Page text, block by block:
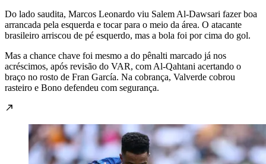
Do lado saudita, Marcos Leonardo viu Salem Al-Dawsari fazer boa
arrancada pela esquerda e tocar para o meio da área. O atacante
brasileiro arriscou de pé esquerdo, mas a bola foi por cima do gol.
Mas a chance chave foi mesmo a do pênalti marcado já nos
acréscimos, após revisão do VAR, com Al-Qahtani acertando o
braço no rosto de Fran García. Na cobrança, Valverde cobrou
rasteiro e Bono defendeu com segurança.